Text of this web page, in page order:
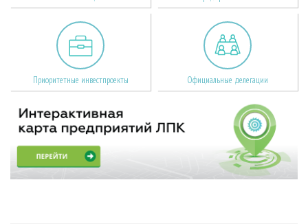
Приоритетные инвестпроекты Официальные делегации